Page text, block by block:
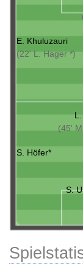
E. Khuluzauri
(22' L. Hager *)
(45'
S. Höfer*
S.